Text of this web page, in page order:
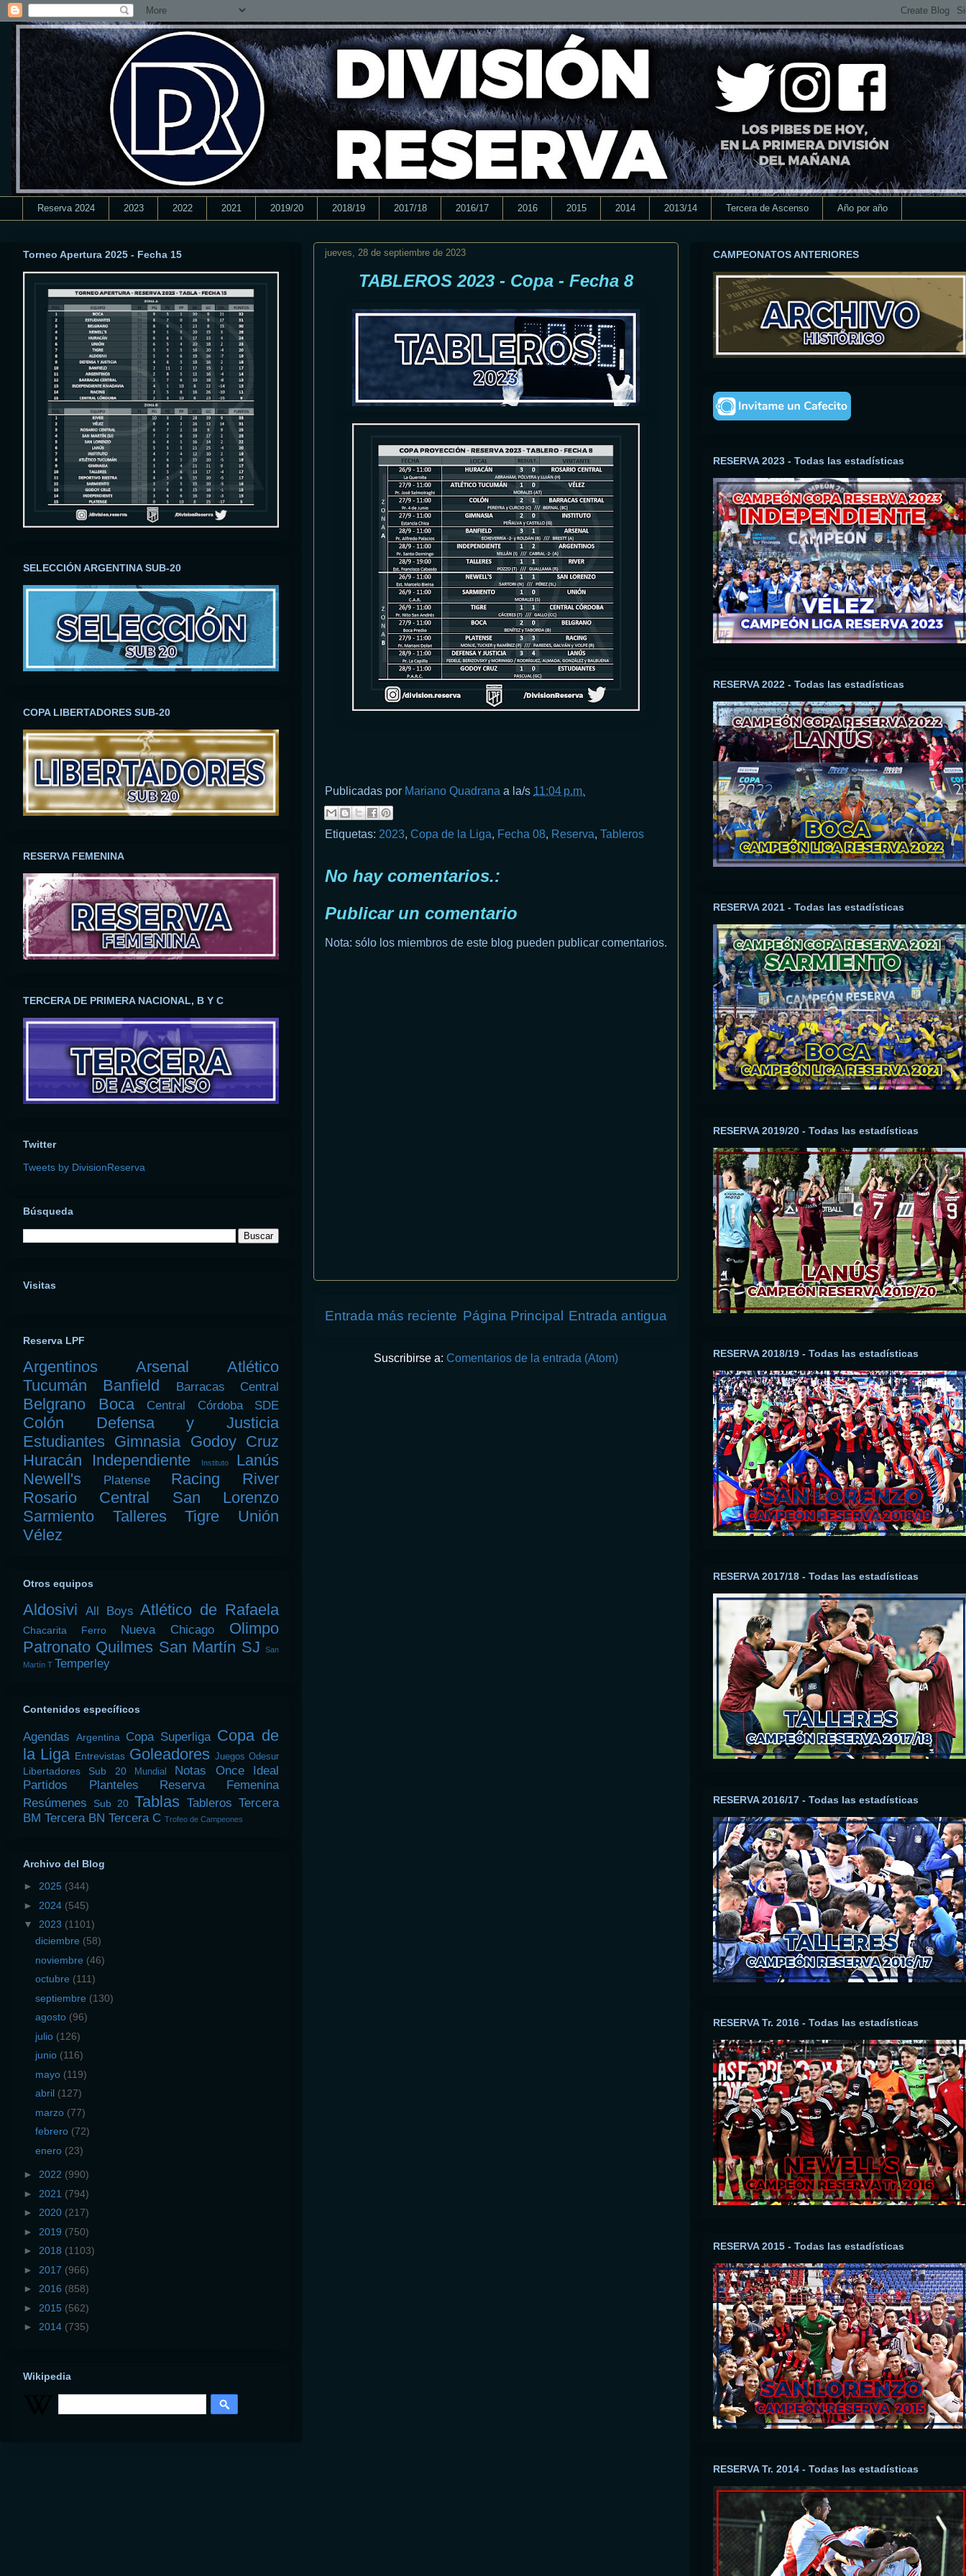
Reserva 2024 2023 2022 2021 2019/20 2018/19 2017/18 2016/17 2016 2015 2014 2013/14 Tercera de Ascenso Año por año
jueves, 28 de septiembre de 2023
TABLEROS 2023 - Copa - Fecha 8
Publicadas por Mariano Quadrana a la/s 11:04 p.m.
Etiquetas: 2023, Copa de la Liga, Fecha 08, Reserva, Tableros
No hay comentarios.:
Publicar un comentario
Nota: sólo los miembros de este blog pueden publicar comentarios.
Entrada más reciente Entrada antigua
Página Principal
Suscribirse a: Comentarios de la entrada (Atom)
Torneo Apertura 2025 - Fecha 15
SELECCIÓN ARGENTINA SUB-20
COPA LIBERTADORES SUB-20
RESERVA FEMENINA
TERCERA DE PRIMERA NACIONAL, B Y C
Twitter
Tweets by DivisionReserva
Búsqueda
Visitas
Reserva LPF
Argentinos Arsenal
Atlético
Tucumán
Banfield Barracas Central
Belgrano Boca Central Córdoba SDE
Colón
Defensa y Justicia
Estudiantes Gimnasia Godoy Cruz
Huracán
Independiente Instituto
Lanús
Newell's
Platense Racing
River
Rosario Central
San Lorenzo
Sarmiento
Talleres Tigre
Unión
Vélez
Otros equipos
Aldosivi All Boys Atlético de Rafaela
Chacarita Ferro Nueva Chicago
Olimpo
Patronato Quilmes San Martín SJ
San
Martín T Temperley
Contenidos específicos
Agendas Argentina Copa Superliga Copa de
la Liga Entrevistas Goleadores Juegos Odesur
Libertadores Sub 20 Mundial Notas
Once Ideal
Partidos
Planteles
Reserva Femenina
Resúmenes
Sub 20 Tablas Tableros Tercera
BM Tercera BN Tercera C Trofeo de Campeones
Archivo del Blog
► 2025 (344)
► 2024 (545)
▼ 2023 (1101)
diciembre (58)
noviembre (46)
octubre (111)
septiembre (130)
agosto (96)
julio (126)
junio (116)
mayo (119)
abril (127)
marzo (77)
febrero (72)
enero (23)
► 2022 (990)
► 2021 (794)
► 2020 (217)
► 2019 (750)
► 2018 (1103)
► 2017 (966)
► 2016 (858)
► 2015 (562)
► 2014 (735)
Wikipedia
CAMPEONATOS ANTERIORES
RESERVA 2023 - Todas las estadísticas
RESERVA 2022 - Todas las estadísticas
RESERVA 2021 - Todas las estadísticas
RESERVA 2019/20 - Todas las estadísticas
RESERVA 2018/19 - Todas las estadísticas
RESERVA 2017/18 - Todas las estadísticas
RESERVA 2016/17 - Todas las estadísticas
RESERVA Tr. 2016 - Todas las estadísticas
RESERVA 2015 - Todas las estadísticas
RESERVA Tr. 2014 - Todas las estadísticas